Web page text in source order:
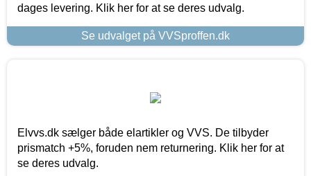
dages levering. Klik her for at se deres udvalg.
Se udvalget på VVSproffen.dk
Elvvs.dk sælger både elartikler og VVS. De tilbyder
prismatch +5%, foruden nem returnering. Klik her for at
se deres udvalg.